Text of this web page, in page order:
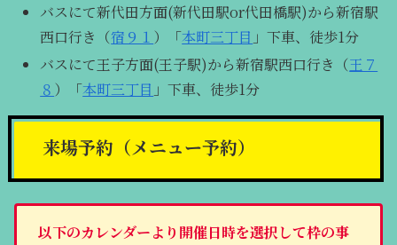
バスにて新代田方面(新代田駅or代田橋駅)から新宿駅
西口行き（宿９１ ）「本町三丁目 」下車、徒歩1分
バスにて王子方面(王子駅)から新宿駅西口行き（王７
８ ）「本町三丁目 」下車、徒歩1分
来場予約（メニュー予約）
以下のカレンダーより開催日時を選択して枠の事